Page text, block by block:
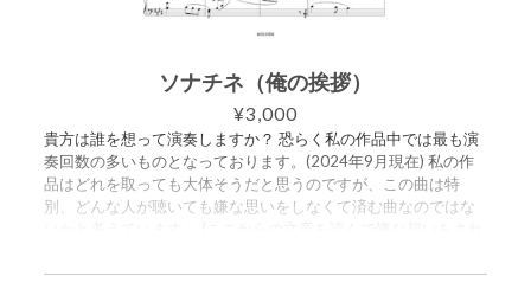
ソナチネ（俺の挨拶）
¥3,000
貴方は誰を想って演奏しますか？ 恐らく私の作品中では最も演
奏回数の多いものとなっております。(2024年9月現在) 私の作
品はどれを取っても大体そうだと思うのですが、この曲は特
別、どんな人が聴いても嫌な思いをしなくて済む曲なのではな
ィ、そこそこ演奏も容易、演奏会のどこにでも置ける手頃な演